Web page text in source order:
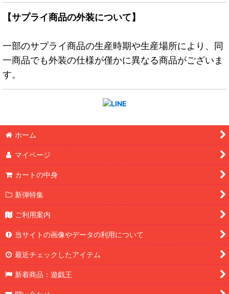
【サプライ商品の外装について】
一部のサプライ商品の生産時期や生産場所により、同
一商品でも外装の仕様が僅かに異なる商品がございま
す。
ホーム
マイページ
カートの中身
新弾特集
ご利用案内
当サイトの画像やデータの利用について
最近チェックしたアイテム
新着商品：遊戯王